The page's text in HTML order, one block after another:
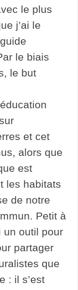
le plus
j’ai le
le biais
le but
et cet
alors que
est
les habitats
de notre
Petit à
un outil pour
partager
que
: il s’est